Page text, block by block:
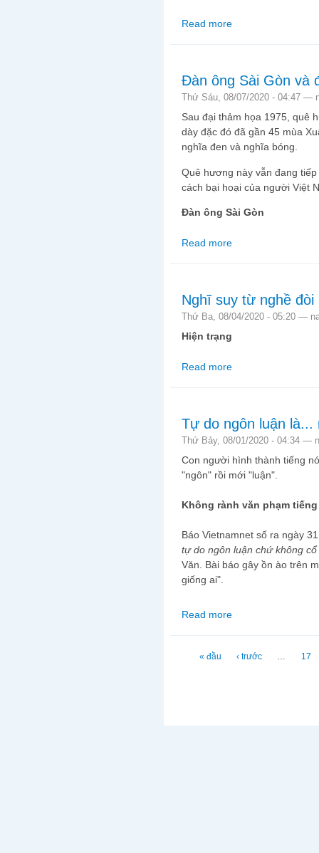
Read more
Đàn ông Sài Gòn và
Thứ Sáu, 08/07/2020 - 04:47 —
Sau đại thảm họa 1975, quê
dày đặc đó đã gần 45 mùa
nghĩa đen và nghĩa bóng.
Quê hương này vẫn đang
cách bại hoại của người Việt
Đàn ông Sài Gòn
Read more
Nghĩ suy từ nghề đòi
Thứ Ba, 08/04/2020 - 05:20 —
Hiện trạng
Read more
Tự do ngôn luận
Thứ Bảy, 08/01/2020 - 04:34 —
Con người hình thành tiếng
"ngôn" rồi mới "luận".
Không rành văn phạm
Báo Vietnamnet số ra ngày
tự do ngôn luận chứ không
Văn. Bài báo gây ồn ào trên
giống ai".
Read more
Trang
« đầu ‹ trước 17